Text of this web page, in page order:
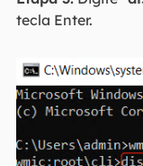
tecla Enter.